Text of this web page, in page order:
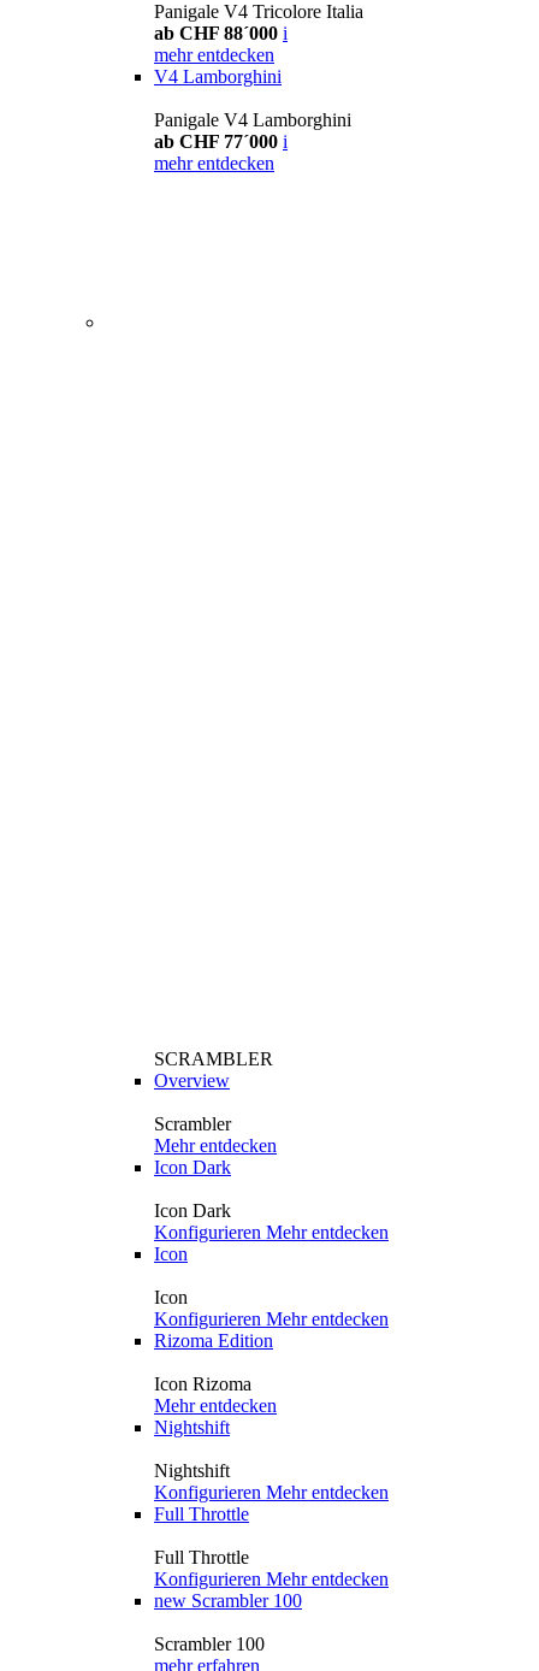
Panigale V4 Tricolore Italia
ab CHF 88´000 i
mehr entdecken
V4 Lamborghini
Panigale V4 Lamborghini
ab CHF 77´000 i
mehr entdecken
SCRAMBLER
Overview
Scrambler
Mehr entdecken
Icon Dark
Icon Dark
Konfigurieren Mehr entdecken
Icon
Icon
Konfigurieren Mehr entdecken
Rizoma Edition
Icon Rizoma
Mehr entdecken
Nightshift
Nightshift
Konfigurieren Mehr entdecken
Full Throttle
Full Throttle
Konfigurieren Mehr entdecken
new Scrambler 100
Scrambler 100
mehr erfahren